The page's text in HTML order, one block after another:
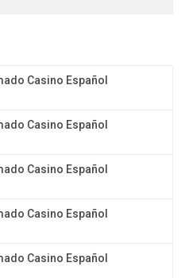
Casino Español
Casino Español
Casino Español
Casino Español
Casino Español